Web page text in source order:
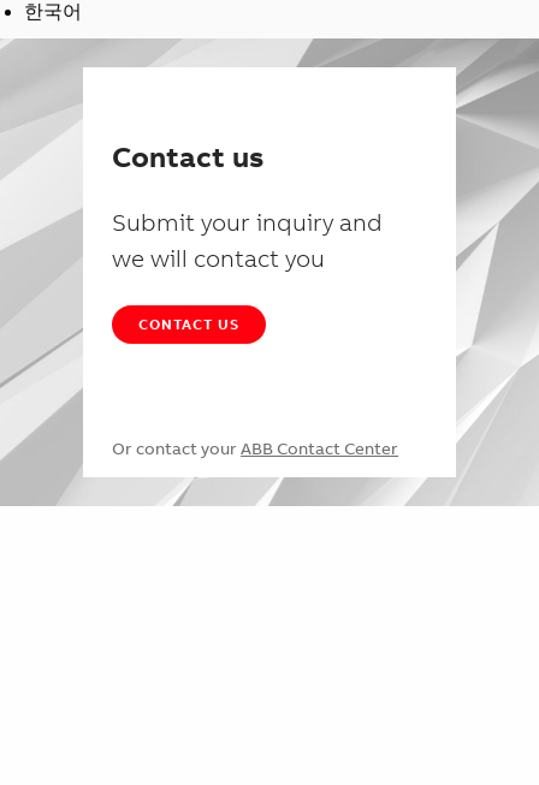
한국어
Contact us
Submit your inquiry and
we will contact you
CONTACT US
Or contact your ABB Contact Center